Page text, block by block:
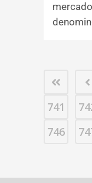
741
746